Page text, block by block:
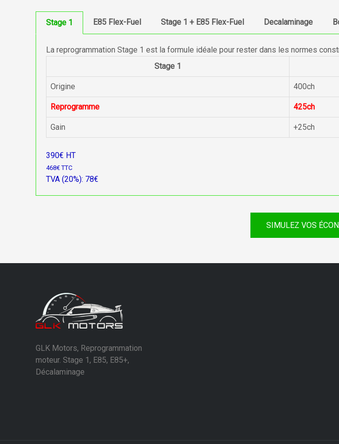
Stage 1 E85 Flex-Fuel Stage 1 + E85 Flex-Fuel Decalaminage
La reprogrammation Stage 1 est la formule idéale pour rester dans les normes
Stage 1
Origine 400ch
Reprogramme 425ch
Gain +25ch
390€ HT
468€ TTC
TVA (20%): 78€
SIMULEZ VOS
GLK Motors, Reprogrammation
moteur. Stage 1, E85, E85+,
Décalaminage